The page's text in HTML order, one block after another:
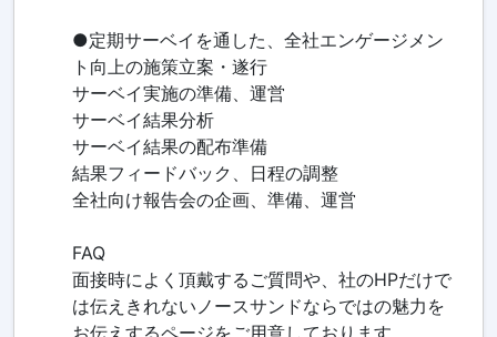
●定期サーベイを通した、全社エンゲージメン
ト向上の施策立案・遂行
サーベイ実施の準備、運営
サーベイ結果分析
サーベイ結果の配布準備
結果フィードバック、日程の調整
全社向け報告会の企画、準備、運営
FAQ
面接時によく頂戴するご質問や、社のHPだけで
は伝えきれないノースサンドならではの魅力を